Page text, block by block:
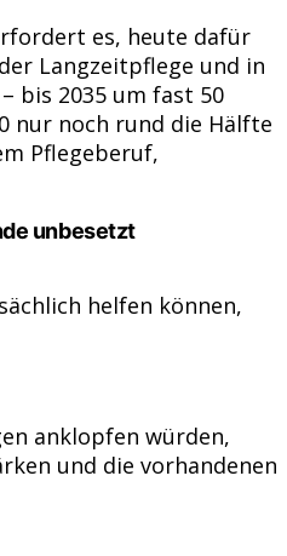
es, heute dafür
Langzeitpflege und in
bis 2035 um fast 50
nur noch rund die Hälfte
Pflegeberuf,
unbesetzt
helfen können,
anklopfen würden,
und die vorhandenen